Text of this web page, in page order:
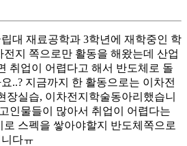
대 재료공학과 3학년에 재학중인 학
지 쪽으로만 활동을 해왔는데 산업
취업이 어렵다고 해서 반도체로 돌
..? 지금까지 한 활동으로는 이차전
장실습, 이차전지학술동아리했습니
인물들이 많아서 취업이 어렵다는
스펙을 쌓아야할지 반도체쪽으로
다ㅠ